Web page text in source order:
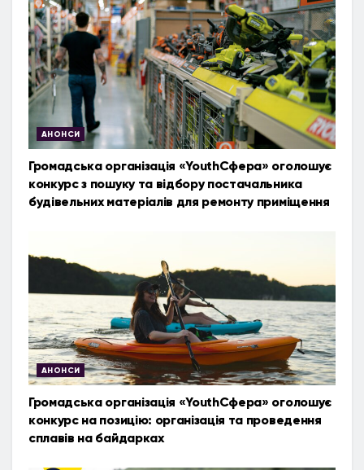
АНОНСИ
Громадська організація «YouthСфера» оголошує
конкурс з пошуку та відбору постачальника
будівельних матеріалів для ремонту приміщення
АНОНСИ
Громадська організація «YouthСфера» оголошує
конкурс на позицію: організація та проведення
сплавів на байдарках